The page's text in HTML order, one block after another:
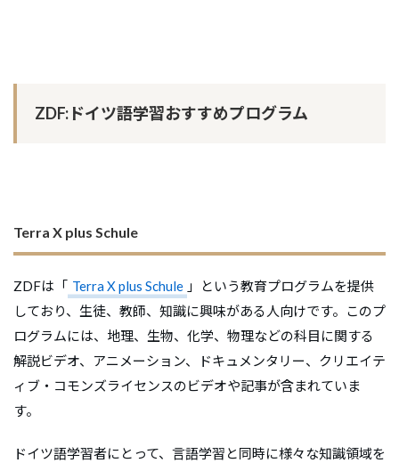
ZDF:ドイツ語学習おすすめプログラム
Terra X plus Schule
ZDFは「 Terra X plus Schule 」という教育プログラムを提供
しており、生徒、教師、知識に興味がある人向けです。このプ
ログラムには、地理、生物、化学、物理などの科目に関する
解説ビデオ、アニメーション、ドキュメンタリー、クリエイテ
ィブ・コモンズライセンスのビデオや記事が含まれていま
す。
ドイツ語学習者にとって、言語学習と同時に様々な知識領域を